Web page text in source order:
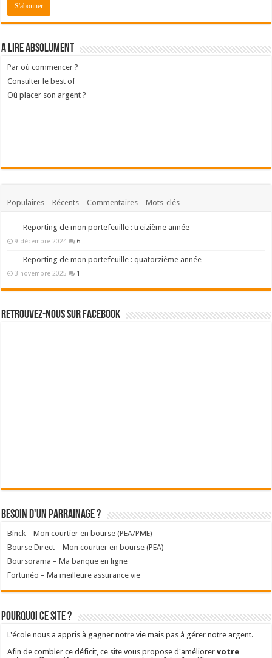
A lire absolument
Par où commencer ?
Consulter le best of
Où placer son argent ?
Populaires Récents Commentaires Mots-clés
Reporting de mon portefeuille : treizième année
9 décembre 2024 6
Reporting de mon portefeuille : quatorzième année
3 novembre 2025 1
Retrouvez-nous sur Facebook
Besoin d'un parrainage ?
Binck – Mon courtier en bourse (PEA/PME)
Bourse Direct – Mon courtier en bourse (PEA)
Boursorama – Ma banque en ligne
Fortunéo – Ma meilleure assurance vie
Pourquoi ce site ?
L'école nous a appris à gagner notre vie mais pas à gérer notre argent.
Afin de combler ce déficit, ce site vous propose d'améliorervotre